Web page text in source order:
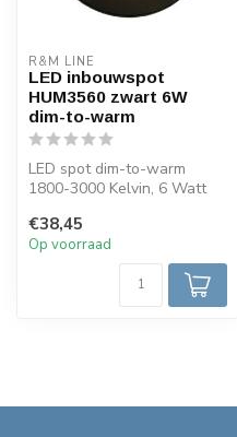
R&M LINE
LED inbouwspot
HUM3560 zwart 6W
dim-to-warm
LED spot dim-to-warm
1800-3000 Kelvin, 6 Watt
lichtbundel...
€38,45
Op voorraad